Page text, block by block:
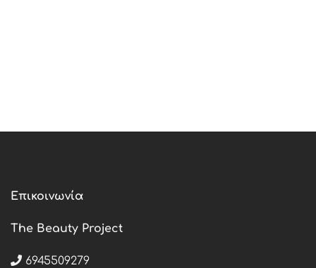
Επικοινωνία
The Beauty Project
6945509279